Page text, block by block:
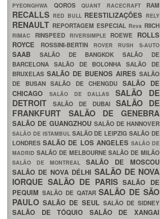
PYEONGHWA QOROS QUANT RACECRAFT RAM
RECALLS RED BULL REESTILIZAÇÕES RELY
RENAULT REPORTAGEM ESPECIAL Reva RIICH
RIMAC RINSPEED RIVERSIMPLE ROEWE ROLLS
ROYCE
ROSSINI-BERTIN ROVER RUSH S-AUTO
SAAB SALÃO DE BANGKOKSALÃO DE
BARCELONA SALÃO DE BOLONHASALÃO DE
BRUXELAS SALÃO DE BUENOS AIRES SALÃO
DE BUSAN SALÃO DE CHENGDU SALÃO DE
CHICAGO
SALÃO DE DALLASSALÃO DE
DETROIT
SALÃO DE DUBAI SALÃO DE
FRANKFURT SALÃO DE GENEBRA
SALÃO DE GUANGZHOU SALÃO DE HANNOVER
SALÃO DE ISTAMBUL SALÃO DE LEIPZIGSALÃO DE
LONDRESSALÃO DE LOS ANGELES SALÃO DE
MADRID SALÃO DE MELBOURNESALÃO DE MILÃO
SALÃO DE MONTREAL SALÃO DE MOSCOU
SALÃO DE NOVA DÉLHI SALÃO DE NOVA
IORQUE SALÃO DE PARISSALÃO DE
PEQUIM SALÃO DE QATARSALÃO DE SÃO
PAULO SALÃO DE SEUL SALÃO DE SIDNEY
SALÃO DE TÓQUIO SALÃO DE XANGAI